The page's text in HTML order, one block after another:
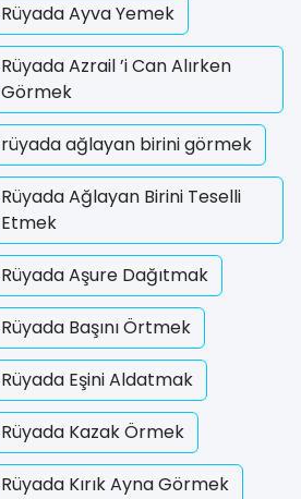
Rüyada Ayva Yemek
Rüyada Azrail ’i Can Alırken
Görmek
rüyada ağlayan birini görmek
Rüyada Ağlayan Birini Teselli
Etmek
Rüyada Aşure Dağıtmak
Rüyada Başını Örtmek
Rüyada Eşini Aldatmak
Rüyada Kazak Örmek
Rüyada Kırık Ayna Görmek